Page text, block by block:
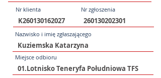
Nr klienta Nr zgłoszenia
Nazwisko i imię zgłaszającego
Miejsce odbioru